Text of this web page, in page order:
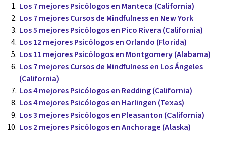
Los 7 mejores Psicólogos en Manteca (California)
Los 7 mejores Cursos de Mindfulness en New York
Los 5 mejores Psicólogos en Pico Rivera (California)
Los 12 mejores Psicólogos en Orlando (Florida)
Los 11 mejores Psicólogos en Montgomery (Alabama)
Los 7 mejores Cursos de Mindfulness en Los Ángeles
(California)
Los 4 mejores Psicólogos en Redding (California)
Los 4 mejores Psicólogos en Harlingen (Texas)
Los 3 mejores Psicólogos en Pleasanton (California)
Los 2 mejores Psicólogos en Anchorage (Alaska)